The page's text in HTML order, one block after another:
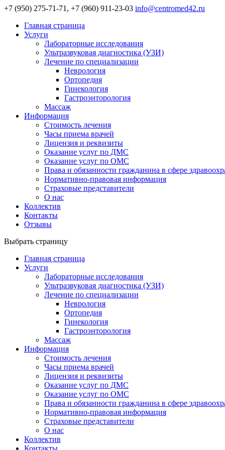
+7 (950) 275-71-71, +7 (960) 911-23-03 info@centromed42.ru
Главная страница
Услуги
Лабораторные исследования
Ультразвуковая диагностика (УЗИ)
Лечение по специализации
Неврология
Ортопедия
Гинекология
Гастроэнторология
Массаж
Информация
Стоимость лечения
Часы приема врачей
Лицензия и реквизиты
Оказание услуг по ДМС
Оказание услуг по ОМС
Права и обязанности гражданина в сфере
Нормативно-правовая информация
Страховые представители
О нас
Коллектив
Контакты
Отзывы
Выбрать страницу
Главная страница
Услуги
Лабораторные исследования
Ультразвуковая диагностика (УЗИ)
Лечение по специализации
Неврология
Ортопедия
Гинекология
Гастроэнторология
Массаж
Информация
Стоимость лечения
Часы приема врачей
Лицензия и реквизиты
Оказание услуг по ДМС
Оказание услуг по ОМС
Права и обязанности гражданина в сфере
Нормативно-правовая информация
Страховые представители
О нас
Коллектив
Контакты